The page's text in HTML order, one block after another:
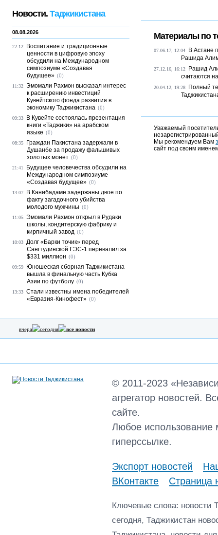
Материалы по
07.06.17, 12:04
В Астане
Рашида
27.12.16, 16:12
Рашид
считаются
20.04.12, 19:28
Полный
Уважаемый
Мы рекомендуем Вам
сайт под своим
Новости. Таджикистана
08.08.2026
22:12
Воспитание и традиционные
ценности в цифровую эпоху
обсудили на Международном
симпозиуме «Создавая
будущее» (0)
11:32 Эмомали Рахмон высказал интерес
к расширению инвестиций
Кувейтского фонда развития в
экономику Таджикистана (0)
09:33
В Кувейте состоялась презентация
книги «Таджики» на арабском
языке (0)
08:35
Граждан Пакистана задержали в
Душанбе за продажу фальшивых
золотых монет (0)
21:41
Будущее человечества обсудили на
Международном симпозиуме
«Создавая будущее» (0)
13:07
В Канибадаме задержаны двое по
факту загадочного убийства
молодого мужчины (0)
11:05 Эмомали Рахмон открыл в Рудаки
школы, кондитерскую фабрику и
кирпичный завод (0)
10:03 Долг «Барки точик» перед
Сангтудинской ГЭС-1 перевалил за
$331 миллион (0)
09:59
Юношеская сборная Таджикистана
вышла в финальную часть Кубка
Азии по футболу (0)
13:33 Стали известны имена победителей
«Евразия-Кинофест» (0)
вчера сегодня все новости
© 2011-2023
агрегатор новостей.
сайте.
Любое использование
гиперссылке.
Экспорт новостей
ВКонтакте
Страница
Ключевые слова: новости
сегодня, Таджикистан